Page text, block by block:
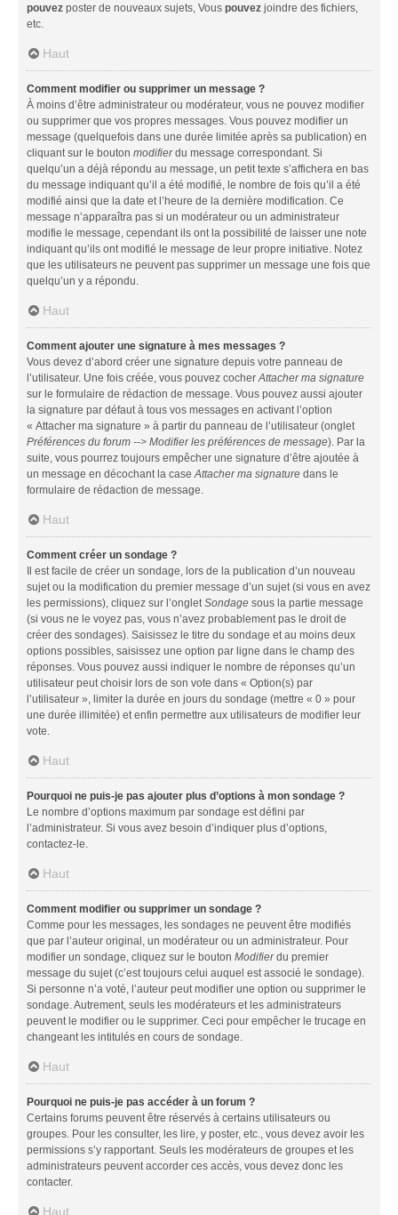
pouvez poster de nouveaux sujets, Vous pouvez joindre des fichiers,
etc.
Haut
Comment modifier ou supprimer un message ?
À moins d’être administrateur ou modérateur, vous ne pouvez modifier
ou supprimer que vos propres messages. Vous pouvez modifier un
message (quelquefois dans une durée limitée après sa publication) en
cliquant sur le bouton modifierdu message correspondant. Si
quelqu’un a déjà répondu au message, un petit texte s’affichera en bas
du message indiquant qu’il a été modifié, le nombre de fois qu’il a été
modifié ainsi que la date et l’heure de la dernière modification. Ce
message n’apparaîtra pas si un modérateur ou un administrateur
modifie le message, cependant ils ont la possibilité de laisser une note
indiquant qu’ils ont modifié le message de leur propre initiative. Notez
que les utilisateurs ne peuvent pas supprimer un message une fois que
quelqu’un y a répondu.
Haut
Comment ajouter une signature à mes messages ?
Vous devez d’abord créer une signature depuis votre panneau de
l’utilisateur. Une fois créée, vous pouvez cocherAttacher ma signature
sur le formulaire de rédaction de message. Vous pouvez aussi ajouter
la signature par défaut à tous vos messages en activant l’option
« Attacher ma signature » à partir du panneau de l’utilisateur (onglet
Préférences du forum --> Modifier les préférences de message). Par la
suite, vous pourrez toujours empêcher une signature d’être ajoutée à
un message en décochant la caseAttacher ma signature dans le
formulaire de rédaction de message.
Haut
Comment créer un sondage ?
Il est facile de créer un sondage, lors de la publication d’un nouveau
sujet ou la modification du premier message d’un sujet (si vous en avez
les permissions), cliquez sur l’ongletSondage sous la partie message
(si vous ne le voyez pas, vous n’avez probablement pas le droit de
créer des sondages). Saisissez le titre du sondage et au moins deux
options possibles, saisissez une option par ligne dans le champ des
réponses. Vous pouvez aussi indiquer le nombre de réponses qu’un
utilisateur peut choisir lors de son vote dans « Option(s) par
l’utilisateur », limiter la durée en jours du sondage (mettre « 0 » pour
une durée illimitée) et enfin permettre aux utilisateurs de modifier leur
vote.
Haut
Pourquoi ne puis-je pas ajouter plus d’options à mon sondage ?
Le nombre d’options maximum par sondage est défini par
l’administrateur. Si vous avez besoin d’indiquer plus d’options,
contactez-le.
Haut
Comment modifier ou supprimer un sondage ?
Comme pour les messages, les sondages ne peuvent être modifiés
que par l’auteur original, un modérateur ou un administrateur. Pour
modifier un sondage, cliquez sur le bouton Modifierdu premier
message du sujet (c’est toujours celui auquel est associé le sondage).
Si personne n’a voté, l’auteur peut modifier une option ou supprimer le
sondage. Autrement, seuls les modérateurs et les administrateurs
peuvent le modifier ou le supprimer. Ceci pour empêcher le trucage en
changeant les intitulés en cours de sondage.
Haut
Pourquoi ne puis-je pas accéder à un forum ?
Certains forums peuvent être réservés à certains utilisateurs ou
groupes. Pour les consulter, les lire, y poster, etc., vous devez avoir les
permissions s’y rapportant. Seuls les modérateurs de groupes et les
administrateurs peuvent accorder ces accès, vous devez donc les
contacter.
Haut